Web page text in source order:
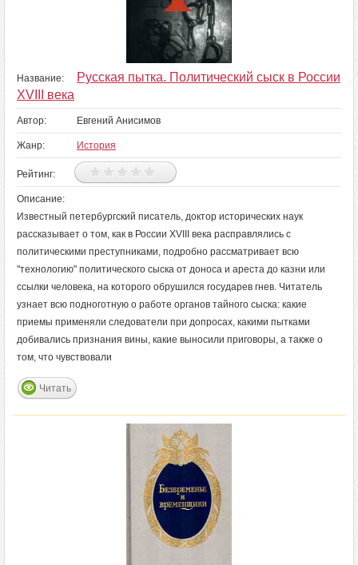
Название:
Русская пытка. Политический сыск в России
XVIII века
Автор: Евгений Анисимов
Жанр: История
Рейтинг:
Описание:
Известный петербургский писатель, доктор исторических наук
рассказывает о том, как в России XVIII века расправлялись с
политическими преступниками, подробно рассматривает всю
"технологию" политического сыска от доноса и ареста до казни или
ссылки человека, на которого обрушился государев гнев. Читатель
узнает всю подноготную о работе органов тайного сыска: какие
приемы применяли следователи при допросах, какими пытками
добивались признания вины, какие выносили приговоры, а также о
том, что чувствовали
Читать